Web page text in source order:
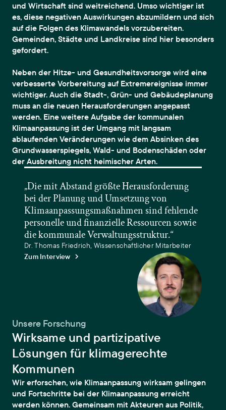
und Wirtschaft sind weitreichend. Umso wichtiger ist
es, diese negativen Auswirkungen abzumildern und sich
auf die Folgen des Klimawandels vorzubereiten.
Gemeinden, Städte und Landkreise sind hier besonders
gefordert.
Neben der Hitze- und Gesundheitsvorsorge wird eine
verbesserte Vorbereitung auf Extremereignisse immer
wichtiger. Auch die Stadt-, Grün- und Gebäudeplanung
muss an die neuen Herausforderungen angepasst
werden. Eine weitere Aufgabe der kommunalen
Klimaanpassung ist der Umgang mit langsam
ablaufenden Veränderungen wie dem Absinken des
Grundwasserspiegels, Wald- und Bodenschäden oder
der Ausbreitung nicht heimischer Arten.
„Die mit Abstand größte Herausforderung
bei der Planung und Umsetzung von
Klimaanpassungsmaßnahmen sind fehlende
personelle und finanzielle Ressourcen sowie
die kommunale Verwaltungsstruktur.“
Dr. Thomas Friedrich, Wissenschaftlicher Mitarbeiter
Zum Interview
Unsere Forschung
Wirksame und partizipative
Lösungen für klimagerechte
Kommunen
Wir erforschen, wie Klimaanpassung wirksam gelingen
und Fortschritte bei der Klimaanpassung erreicht
werden können. Gemeinsam mit Akteuren aus Politik,